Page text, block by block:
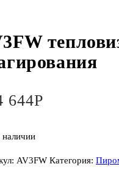
644Р
наличии
AV3FW Категория: